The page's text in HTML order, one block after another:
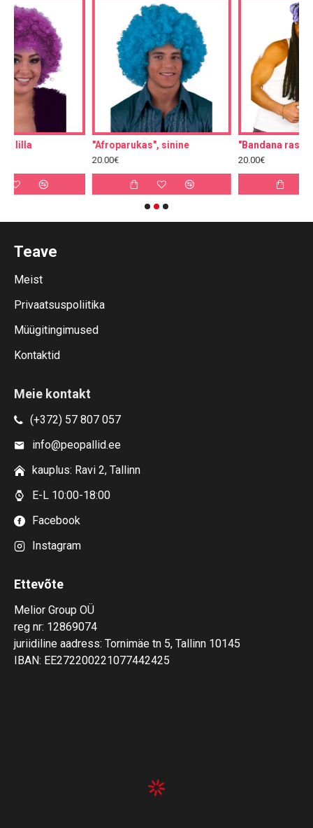
"Afroparukas", sinine "Bandana rastapatsidega"
Teave
Meist
Privaatsuspoliitika
Müügitingimused
Kontaktid
Meie kontakt
(+372) 57 807 057
info@peopallid.ee
kauplus: Ravi 2, Tallinn
E-L 10:00-18:00
Facebook
Instagram
Ettevõte
Melior Group OÜ
reg nr: 12869074
juriidiline aadress: Tornimäe tn 5, Tallinn 10145
IBAN: EE272200221077442425